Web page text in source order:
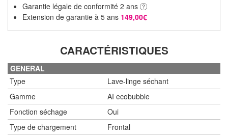
Garantie légale de conformité 2 ans
Extension de garantie à 5 ans 149,00€
CARACTÉRISTIQUES
GENERAL
Type
Lave-linge séchant
Gamme
AI ecobubble
Fonction séchage
Oui
Type de chargement
Frontal